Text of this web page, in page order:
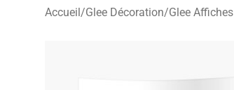
Accueil/Glee Décoration/Glee Affiches